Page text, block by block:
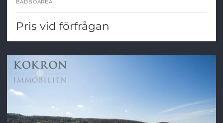
BADBOAREA
Pris vid förfrågan